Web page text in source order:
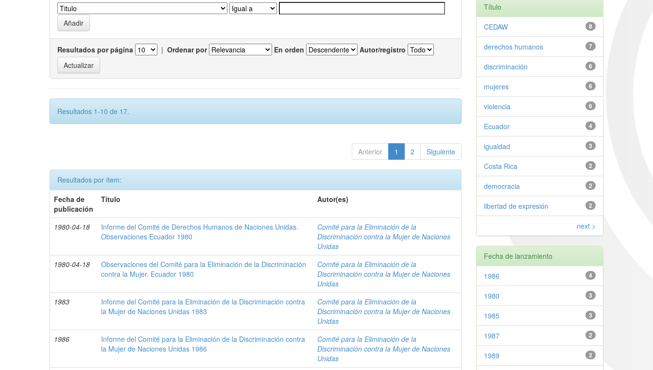
Resultados por página | Ordenar por En orden Autor/registro
Resultados 1-10 de 17.
Anterior 1 2 Siguiente
Resultados por ítem:
Fecha de
publicación
Título Autor(es)
1980-04-18
Informe del Comité de Derechos Humanos de Naciones Unidas.
Observaciones Ecuador 1980
Comité para la Eliminación de la
Discriminación contra la Mujer de Naciones
Unidas
1980-04-18
Observaciones del Comité para la Eliminación de la Discriminación
contra la Mujer. Ecuador 1980
Comité para la Eliminación de la
Discriminación contra la Mujer de Naciones
Unidas
1983
Informe del Comité para la Eliminación de la Discriminación contra
la Mujer de Naciones Unidas 1983
Comité para la Eliminación de la
Discriminación contra la Mujer de Naciones
Unidas
1986
Informe del Comité para la Eliminación de la Discriminación contra
la Mujer de Naciones Unidas 1986
Comité para la Eliminación de la
Discriminación contra la Mujer de Naciones
Unidas
Título
8
CEDAW
7
derechos humanos
6
discriminación
6
mujeres
6
violencia
4
Ecuador
3
igualdad
2
Costa Rica
2
democracia
2
libertad de expresión
next >
Fecha de lanzamiento
4
1986
3
1980
3
1985
2
1987
2
1989